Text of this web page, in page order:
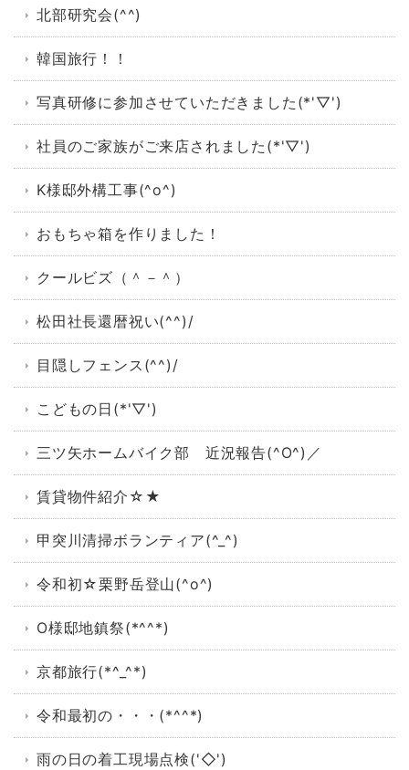
北部研究会(^^)
韓国旅行！！
写真研修に参加させていただきました(*'▽')
社員のご家族がご来店されました(*'▽')
K様邸外構工事(^o^)
おもちゃ箱を作りました！
クールビズ（＾－＾）
松田社長還暦祝い(^^)/
目隠しフェンス(^^)/
こどもの日(*'▽')
三ツ矢ホームバイク部 近況報告(^O^)／
賃貸物件紹介☆★
甲突川清掃ボランティア(^_^)
令和初☆栗野岳登山(^o^)
O様邸地鎮祭(*^^*)
京都旅行(*^_^*)
令和最初の・・・(*^^*)
雨の日の着工現場点検('◇')ゞ